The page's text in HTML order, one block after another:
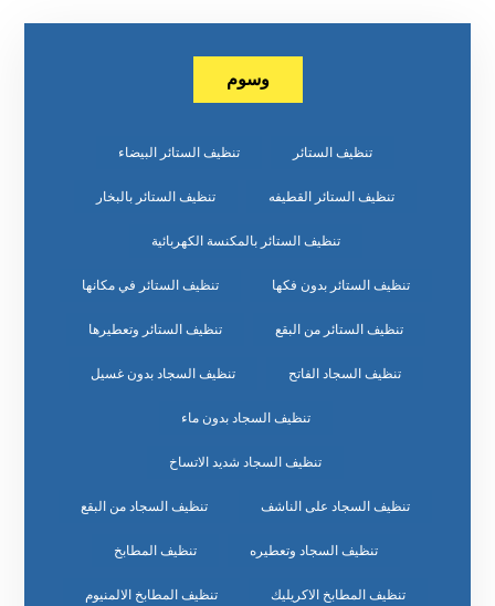
وسوم
تنظيف الستائر تنظيف الستائر البيضاء
تنظيف الستائر القطيفه تنظيف الستائر بالبخار
تنظيف الستائر بالمكنسة الكهربائية
تنظيف الستائر بدون فكها تنظيف الستائر في مكانها
تنظيف الستائر من البقع تنظيف الستائر وتعطيرها
تنظيف السجاد الفاتح تنظيف السجاد بدون غسيل
تنظيف السجاد بدون ماء
تنظيف السجاد شديد الاتساخ
تنظيف السجاد على الناشف تنظيف السجاد من البقع
تنظيف السجاد وتعطيره تنظيف المطابخ
تنظيف المطابخ الاكريليك تنظيف المطابخ الالمنيوم